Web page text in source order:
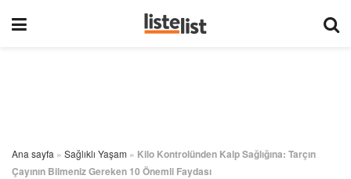
Ana sayfa » Sağlıklı Yaşam » Kilo Kontrolünden Kalp Sağlığına: Tarçın
Çayının Bilmeniz Gereken 10 Önemli Faydası